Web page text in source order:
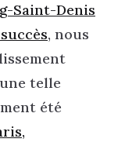
Saint-Denis
, nous
telle
été